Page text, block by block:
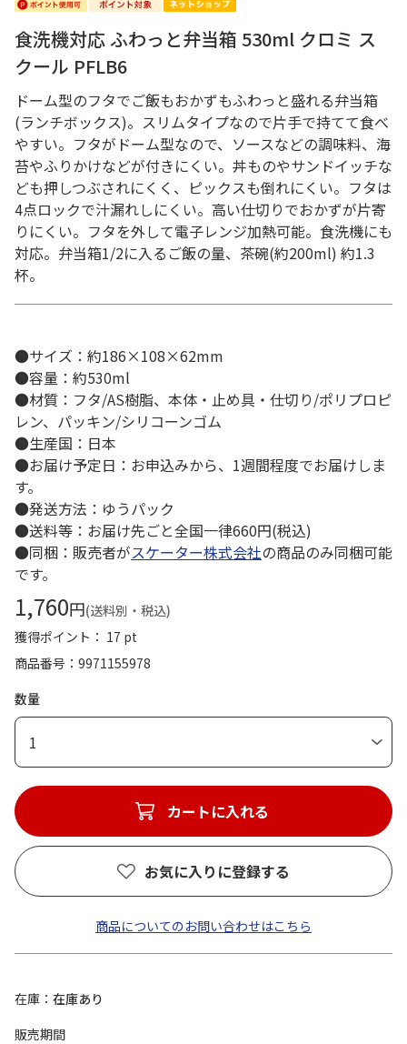
食洗機対応 ふわっと弁当箱 530ml クロミ ス
クール PFLB6
ドーム型のフタでご飯もおかずもふわっと盛れる弁当箱
(ランチボックス)。スリムタイプなので片手で持てて食べ
やすい。フタがドーム型なので、ソースなどの調味料、海
苔やふりかけなどが付きにくい。丼ものやサンドイッチな
ども押しつぶされにくく、ピックスも倒れにくい。フタは
4点ロックで汁漏れしにくい。高い仕切りでおかずが片寄
りにくい。フタを外して電子レンジ加熱可能。食洗機にも
対応。弁当箱1/2に入るご飯の量、茶碗(約200ml) 約1.3
杯。
●サイズ：約186×108×62mm
●容量：約530ml
●材質：フタ/AS樹脂、本体・止め具・仕切り/ポリプロピ
レン、パッキン/シリコーンゴム
●生産国：日本
●お届け予定日：お申込みから、1週間程度でお届けしま
す。
●発送方法：ゆうパック
●送料等：お届け先ごと全国一律660円(税込)
●同梱：販売者がスケーター株式会社の商品のみ同梱可能
です。
1,760円(送料別・税込)
獲得ポイント： 17 pt
商品番号
9971155978
数量
1
カートに入れる
お気に入りに登録する
商品についてのお問い合わせはこちら
在庫
在庫あり
販売期間